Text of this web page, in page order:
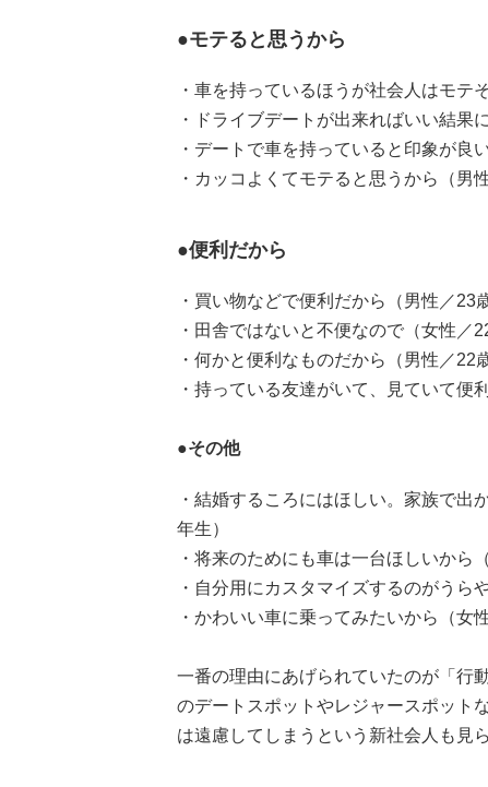
●モテると思うから
・車を持っているほうが社会人はモテ
・ドライブデートが出来ればいい結果
・デートで車を持っていると印象が良
・カッコよくてモテると思うから（男
●便利だから
・買い物などで便利だから（男性／23
・田舎ではないと不便なので（女性／
・何かと便利なものだから（男性／22
・持っている友達がいて、見ていて便
●その他
・結婚するころにはほしい。家族で
年生）
・将来のためにも車は一台ほしいから
・自分用にカスタマイズするのがうら
・かわいい車に乗ってみたいから（女
一番の理由にあげられていたのが「行
のデートスポットやレジャースポット
は遠慮してしまうという新社会人も見